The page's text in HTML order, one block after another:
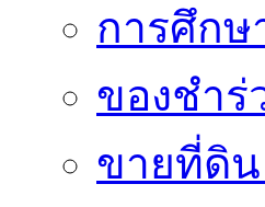
การศึกษ
ของชำร่
ขายที่ดิน